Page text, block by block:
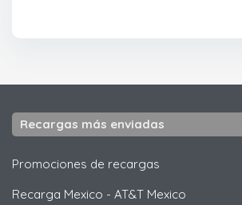
Recargas más enviadas
Promociones de recargas
Recarga Mexico - AT&T Mexico